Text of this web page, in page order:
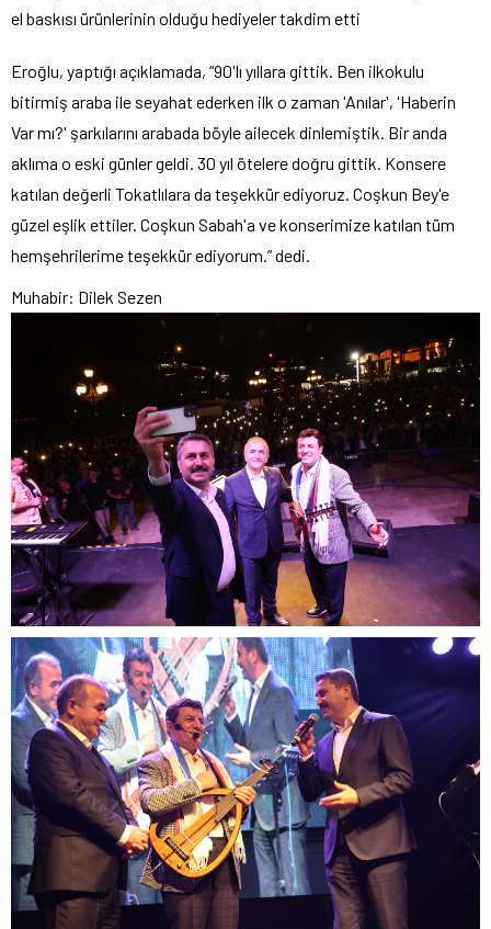
el baskısı ürünlerinin olduğu hediyeler takdim etti
Eroğlu, yaptığı açıklamada, “90'lı yıllara gittik. Ben ilkokulu
bitirmiş araba ile seyahat ederken ilk o zaman 'Anılar', 'Haberin
Var mı?' şarkılarını arabada böyle ailecek dinlemiştik. Bir anda
aklıma o eski günler geldi. 30 yıl ötelere doğru gittik. Konsere
katılan değerli Tokatlılara da teşekkür ediyoruz. Coşkun Bey'e
güzel eşlik ettiler. Coşkun Sabah'a ve konserimize katılan tüm
hemşehrilerime teşekkür ediyorum.” dedi.
Muhabir: Dilek Sezen